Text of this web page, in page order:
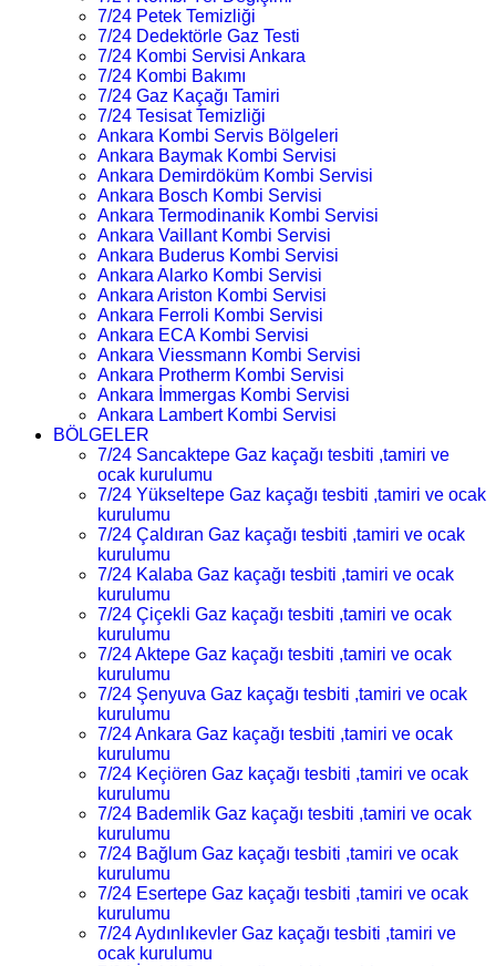
7/24 Petek Temizliği
7/24 Dedektörle Gaz Testi
7/24 Kombi Servisi Ankara
7/24 Kombi Bakımı
7/24 Gaz Kaçağı Tamiri
7/24 Tesisat Temizliği
Ankara Kombi Servis Bölgeleri
Ankara Baymak Kombi Servisi
Ankara Demirdöküm Kombi Servisi
Ankara Bosch Kombi Servisi
Ankara Termodinanik Kombi Servisi
Ankara Vaillant Kombi Servisi
Ankara Buderus Kombi Servisi
Ankara Alarko Kombi Servisi
Ankara Ariston Kombi Servisi
Ankara Ferroli Kombi Servisi
Ankara ECA Kombi Servisi
Ankara Viessmann Kombi Servisi
Ankara Protherm Kombi Servisi
Ankara İmmergas Kombi Servisi
Ankara Lambert Kombi Servisi
BÖLGELER
7/24 Sancaktepe Gaz kaçağı tesbiti ,tamiri ve
ocak kurulumu
7/24 Yükseltepe Gaz kaçağı tesbiti ,tamiri ve ocak
kurulumu
7/24 Çaldıran Gaz kaçağı tesbiti ,tamiri ve ocak
kurulumu
7/24 Kalaba Gaz kaçağı tesbiti ,tamiri ve ocak
kurulumu
7/24 Çiçekli Gaz kaçağı tesbiti ,tamiri ve ocak
kurulumu
7/24 Aktepe Gaz kaçağı tesbiti ,tamiri ve ocak
kurulumu
7/24 Şenyuva Gaz kaçağı tesbiti ,tamiri ve ocak
kurulumu
7/24 Ankara Gaz kaçağı tesbiti ,tamiri ve ocak
kurulumu
7/24 Keçiören Gaz kaçağı tesbiti ,tamiri ve ocak
kurulumu
7/24 Bademlik Gaz kaçağı tesbiti ,tamiri ve ocak
kurulumu
7/24 Bağlum Gaz kaçağı tesbiti ,tamiri ve ocak
kurulumu
7/24 Esertepe Gaz kaçağı tesbiti ,tamiri ve ocak
kurulumu
7/24 Aydınlıkevler Gaz kaçağı tesbiti ,tamiri ve
ocak kurulumu